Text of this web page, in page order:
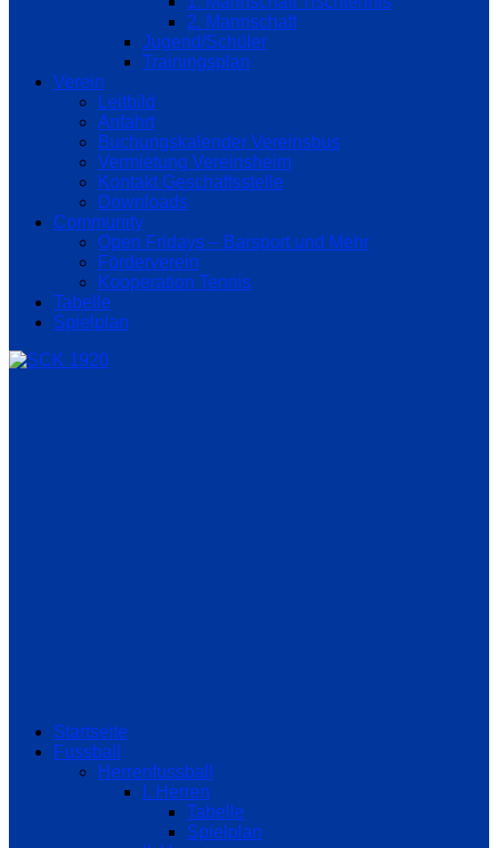
2. Mannschaft
Jugend/Schüler
Trainingsplan
Verein
Leitbild
Anfahrt
Buchungskalender Vereinsbus
Vermietung Vereinsheim
Kontakt Geschäftsstelle
Downloads
Community
Open Fridays – Barsport und Mehr
Förderverein
Kooperation Tennis
Tabelle
Spielplan
Startseite
Fussball
Herrenfussball
I. Herren
Tabelle
Spielplan